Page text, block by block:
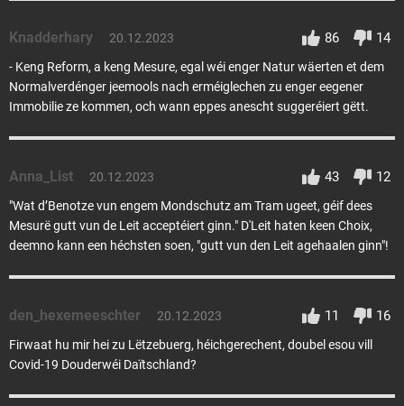
Knadderhary 20.12.2023 86 14
- Keng Reform, a keng Mesure, egal wéi enger Natur wäerten et dem
Normalverdénger jeemools nach erméiglechen zu enger eegener
Immobilie ze kommen, och wann eppes anescht suggeréiert gëtt.
Anna_List 20.12.2023 43 12
"Wat d’Benotze vun engem Mondschutz am Tram ugeet, géif dees
Mesurë gutt vun de Leit acceptéiert ginn." D'Leit haten keen Choix,
deemno kann een héchsten soen, "gutt vun den Leit agehaalen ginn"!
den_hexemeeschter 20.12.2023 11 16
Firwaat hu mir hei zu Lëtzebuerg, héichgerechent, doubel esou vill
Covid-19 Douderwéi Daïtschland?